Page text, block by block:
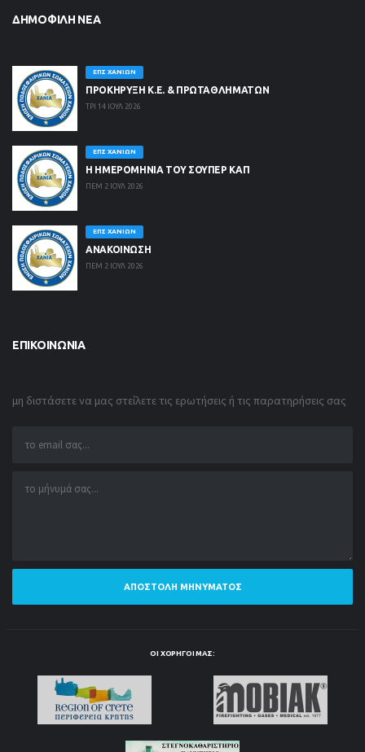
ΔΗΜΟΦΙΛΉ ΝΈΑ
ΕΠΣ ΧΑΝΊΩΝ
ΠΡΟΚΗΡΥΞΗ Κ.Ε. & ΠΡΩΤΑΘΛΗΜΑΤΩΝ
ΤΡΙ 14 ΙΟΥΛ 2026
ΕΠΣ ΧΑΝΊΩΝ
Η ΗΜΕΡΟΜΗΝΙΑ ΤΟΥ ΣΟΥΠΕΡ ΚΑΠ
ΠΕΜ 2 ΙΟΥΛ 2026
ΕΠΣ ΧΑΝΊΩΝ
ΑΝΑΚΟΙΝΩΣΗ
ΠΕΜ 2 ΙΟΥΛ 2026
ΕΠΙΚΟΙΝΩΝΊΑ
μη διστάσετε να μας στείλετε τις ερωτήσεις ή τις παρατηρήσεις σας
ΑΠΟΣΤΟΛΉ ΜΗΝΎΜΑΤΟΣ
ΟΙ ΧΟΡΗΓΟΊ ΜΑΣ: